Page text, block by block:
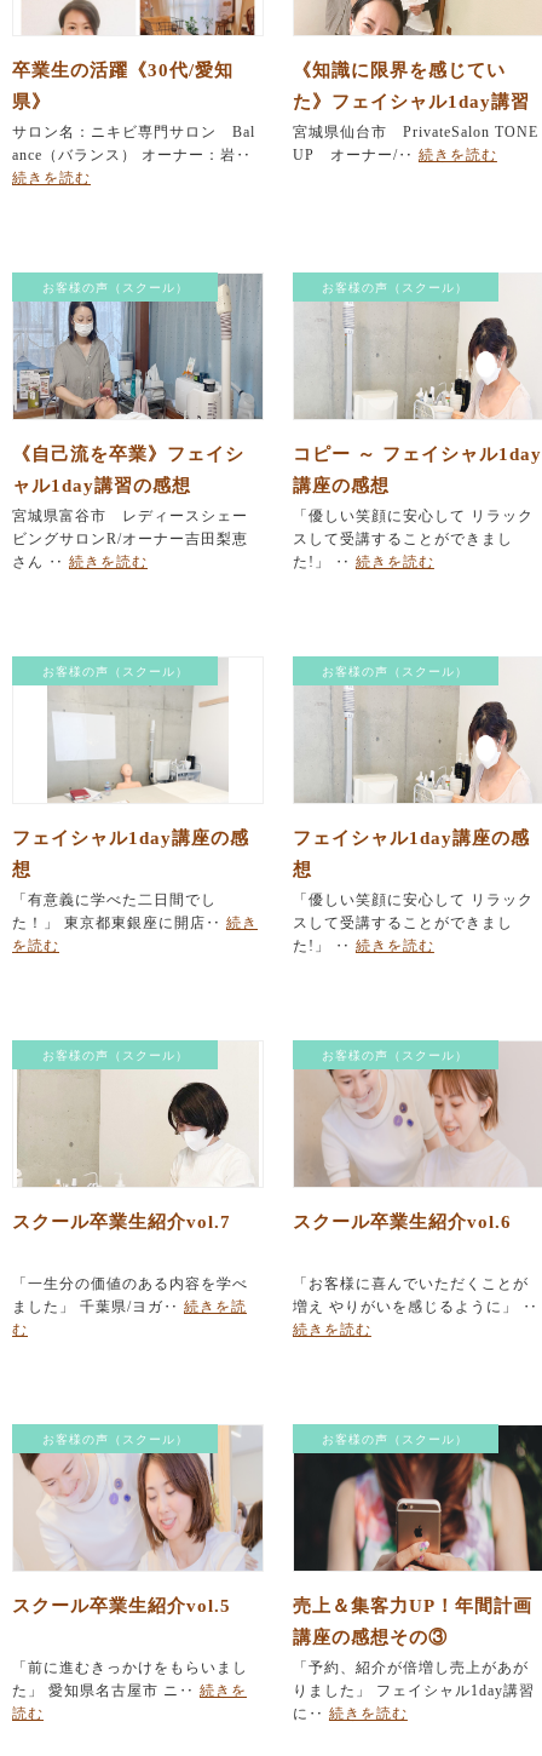
卒業生の活躍《30代/愛知
県》
サロン名：ニキビ専門サロン Bal
ance（バランス） オーナー：岩‥
続きを読む
《知識に限界を感じてい
た》フェイシャル1day講習
の感想
宮城県仙台市 PrivateSalon TONE
UP オーナー/‥ 続きを読む
お客様の声（スクール）
《自己流を卒業》フェイシ
ャル1day講習の感想
宮城県富谷市 レディースシェー
ビングサロンR/オーナー吉田梨恵
さん ‥ 続きを読む
お客様の声（スクール）
コピー ～ フェイシャル1day
講座の感想
「優しい笑顔に安心して リラック
スして受講することができまし
た!」 ‥ 続きを読む
お客様の声（スクール）
フェイシャル1day講座の感
想
「有意義に学べた二日間でし
た！」 東京都東銀座に開店‥ 続き
を読む
お客様の声（スクール）
フェイシャル1day講座の感
想
「優しい笑顔に安心して リラック
スして受講することができまし
た!」 ‥ 続きを読む
お客様の声（スクール）
スクール卒業生紹介vol.7
「一生分の価値のある内容を学べ
ました」 千葉県/ヨガ‥ 続きを読
む
お客様の声（スクール）
スクール卒業生紹介vol.6
「お客様に喜んでいただくことが
増え やりがいを感じるように」 ‥
続きを読む
お客様の声（スクール）
スクール卒業生紹介vol.5
「前に進むきっかけをもらいまし
た」 愛知県名古屋市 ニ‥ 続きを
読む
お客様の声（スクール）
売上＆集客力UP！年間計画
講座の感想その③
「予約、紹介が倍増し売上があが
りました」 フェイシャル1day講習
に‥ 続きを読む